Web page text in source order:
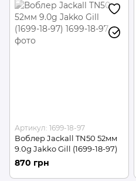
Артикул: 1699-18-97
Воблер Jackall TN50 52мм
9.0g Jakko Gill (1699-18-97)
870 грн